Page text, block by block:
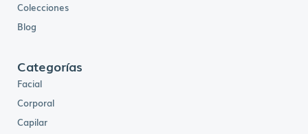
Colecciones
Blog
Categorías
Facial
Corporal
Capilar